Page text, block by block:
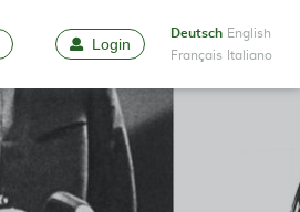
FavoritenLogin
Deutsch English
Français
Italiano